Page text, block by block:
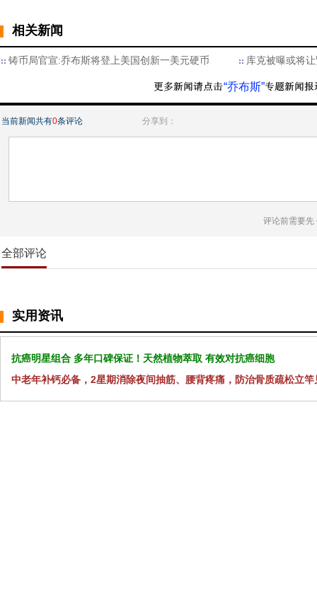
相关新闻
铸币局官宣:乔布斯将登上美国创新一美元硬币 库克被曝或将
“乔布斯”
当前新闻共有0条评论 分享到：
评论前需要先
全部评论
实用资讯
抗癌明星组合 多年口碑保证！天然植物萃取 有效对抗癌细胞
中老年补钙必备，2星期消除夜间抽筋、腰背疼痛，防治骨质疏松立竿